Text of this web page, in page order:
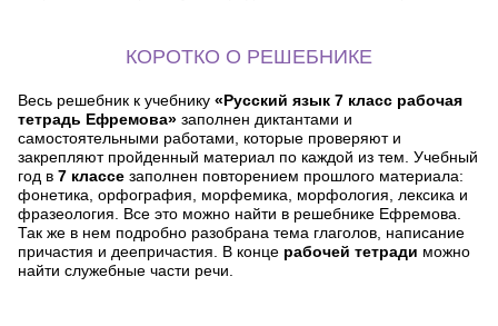
КОРОТКО О РЕШЕБНИКЕ
Весь решебник к учебнику «Русский язык 7 класс рабочая
тетрадь Ефремова» заполнен диктантами и
самостоятельными работами, которые проверяют и
закрепляют пройденный материал по каждой из тем. Учебный
год в 7 классе заполнен повторением прошлого материала:
фонетика, орфография, морфемика, морфология, лексика и
фразеология. Все это можно найти в решебнике Ефремова.
Так же в нем подробно разобрана тема глаголов, написание
причастия и деепричастия. В конце рабочей тетради можно
найти служебные части речи.